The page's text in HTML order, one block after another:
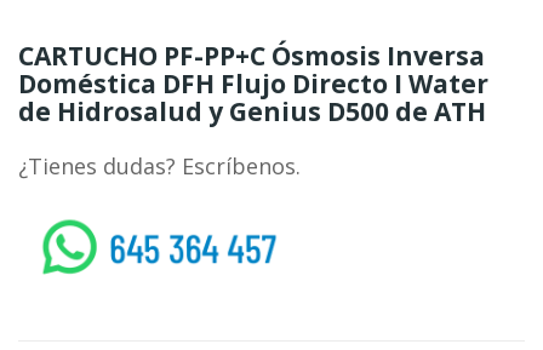
CARTUCHO PF-PP+C Ósmosis Inversa
Doméstica DFH Flujo Directo I Water
de Hidrosalud y Genius D500 de ATH
¿Tienes dudas? Escríbenos.
whatsapp